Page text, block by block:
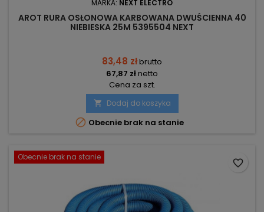
MARKA: NEXT ELECTRO
AROT RURA OSŁONOWA KARBOWANA DWUŚCIENNA 40
NIEBIESKA 25M 5395504 NEXT
83,48 złbrutto
67,87 złnetto
Cena za szt.
 Dodaj do koszyka
 Obecnie brak na stanie
Obecnie brak na stanie
favorite_border